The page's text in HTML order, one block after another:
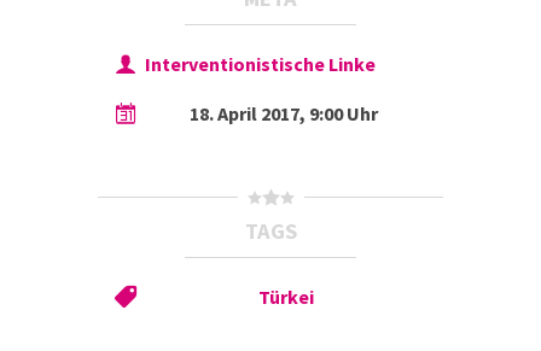
Interventionistische Linke
18. April 2017, 9:00 Uhr
TAGS
Türkei